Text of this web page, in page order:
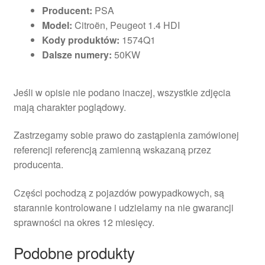
Producent: PSA
Model: Citroën, Peugeot 1.4 HDI
Kody produktów: 1574Q1
Dalsze numery: 50KW
Jeśli w opisie nie podano inaczej, wszystkie zdjęcia
mają charakter poglądowy.
Zastrzegamy sobie prawo do zastąpienia zamówionej
referencji referencją zamienną wskazaną przez
producenta.
Części pochodzą z pojazdów powypadkowych, są
starannie kontrolowane i udzielamy na nie gwarancji
sprawności na okres 12 miesięcy.
Podobne produkty